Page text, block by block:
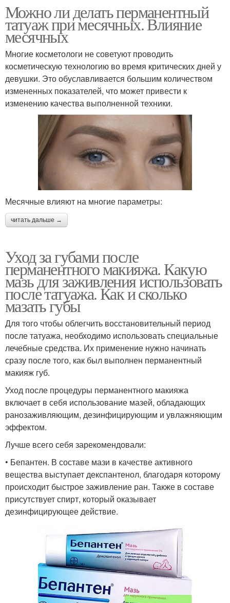
Можно ли делать перманентный
татуаж при месячных. Влияние
месячных
Многие косметологи не советуют проводить
косметическую технологию во время критических дней у
девушки. Это обуславливается большим количеством
измененных показателей, что может привести к
изменению качества выполненной техники.
Месячные влияют на многие параметры:
читать дальше →
Уход за губами после
перманентного макияжа. Какую
мазь для заживления использовать
после татуажа. Как и сколько
мазать губы
Для того чтобы облегчить восстановительный период
после татуажа, необходимо использовать специальные
лечебные средства. Их применение нужно начинать
сразу после того, как был выполнен перманентный
макияж губ.
Уход после процедуры перманентного макияжа
включает в себя использование мазей, обладающих
ранозаживляющим, дезинфицирующим и увлажняющим
эффектом.
Лучше всего себя зарекомендовали:
• Бепантен. В составе мази в качестве активного
вещества выступает декспантенол, благодаря которому
происходит быстрое заживление ран. Также в составе
присутствует спирт, который оказывает
дезинфицирующее действие.